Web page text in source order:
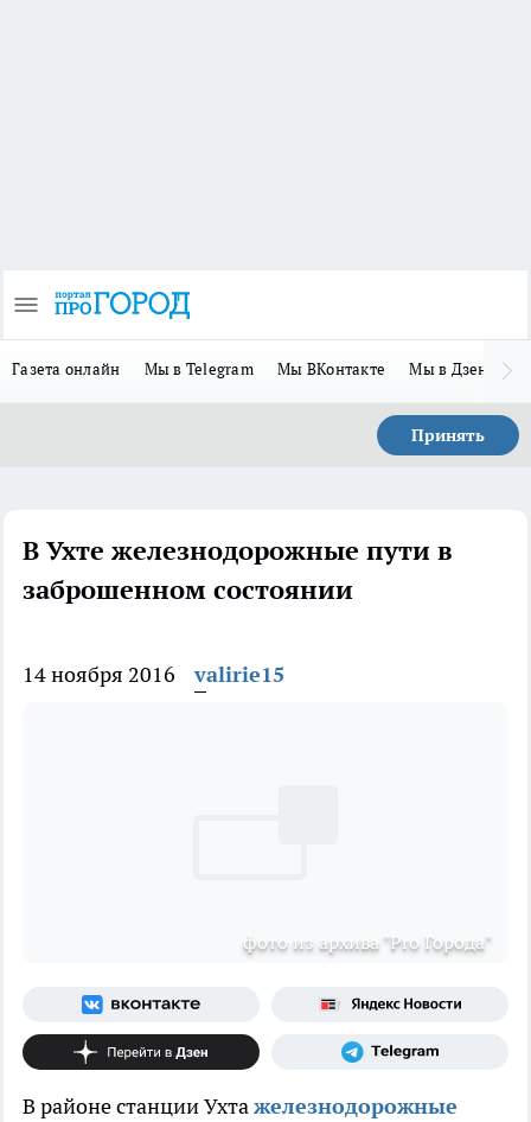
Газета онлайн Мы в Telegram Мы ВКонтакте Мы в Дзене
Принять
В Ухте железнодорожные пути в
заброшенном состоянии
14 ноября 2016 valirie15
фото из архива "Pro Города"
В районе станции Ухтажелезнодорожные